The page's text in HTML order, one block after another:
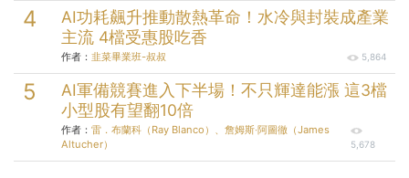
AI功耗飆升推動散熱革命！水冷與封裝成產業
主流 4檔受惠股吃香
作者： 韭菜畢業班-叔叔 5,864
AI軍備競賽進入下半場！不只輝達能漲 這3檔
小型股有望翻10倍
作者： 雷．布蘭科（Ray Blanco）、詹姆斯‧阿圖徹（James
Altucher）
5,678